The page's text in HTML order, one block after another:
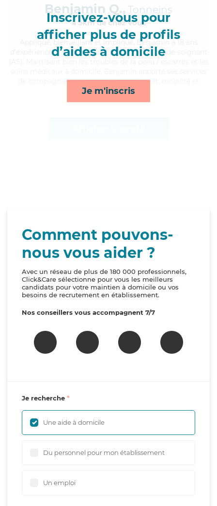
Inscrivez-vous pour
afficher plus de profils
d’aides à domicile
Je m'inscris
Benjamin Q., Tonneins
à 5km de chez Vous
, bienveillant et impliqué, Benjamin a 18 ans
d'expérience et possède un diplôme d'Etat d'aide-soignant
de compagnie/loisirs, surveillance de nuit, mobilité et
activités*
Comment pouvons-
nous vous aider ?
Avec un réseau de plus de 180 000 professionnels,
Click&Care sélectionne pour vous les meilleurs
candidats pour votre maintien à domicile ou vos
besoins de recrutement en établissement.
Nos conseillers vous accompagnent 7/7
Je recherche
Une aide à domicile
Du personnel pour mon établissement
Un emploi